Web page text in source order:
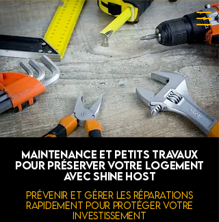
Maintenance et petits travaux
pour préserver votre logement
avec Shine Host
Prévenir et gérer les réparations
rapidement pour protéger votre
investissement